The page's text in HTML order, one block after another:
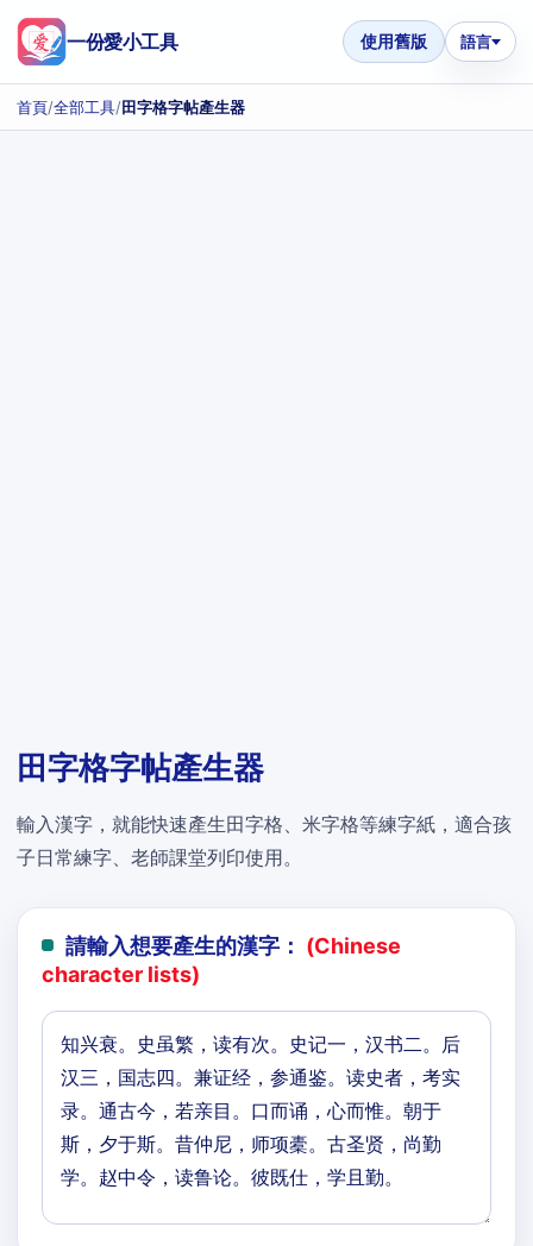
一份愛小工具 使用舊版 語言
首頁/全部工具/田字格字帖產生器
田字格字帖產生器
輸入漢字，就能快速產生田字格、米字格等練字紙，適合孩
子日常練字、老師課堂列印使用。
請輸入想要產生的漢字： (Chinese
character lists)